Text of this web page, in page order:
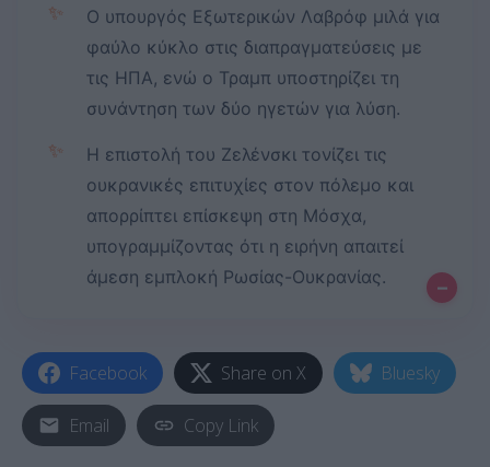
✨
Ο υπουργός Εξωτερικών Λαβρόφ μιλά για
φαύλο κύκλο στις διαπραγματεύσεις με
τις ΗΠΑ, ενώ ο Τραμπ υποστηρίζει τη
συνάντηση των δύο ηγετών για λύση.
✨
Η επιστολή του Ζελένσκι τονίζει τις
ουκρανικές επιτυχίες στον πόλεμο και
απορρίπτει επίσκεψη στη Μόσχα,
υπογραμμίζοντας ότι η ειρήνη απαιτεί
άμεση εμπλοκή Ρωσίας-Ουκρανίας.
–
Facebook Share on X Bluesky
Email Copy Link